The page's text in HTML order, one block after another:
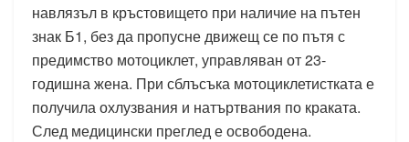
навлязъл в кръстовището при наличие на пътен
знак Б1, без да пропусне движещ се по пътя с
предимство мотоциклет, управляван от 23-
годишна жена. При сблъсъка мотоциклетистката е
получила охлузвания и натъртвания по краката.
След медицински преглед е освободена.